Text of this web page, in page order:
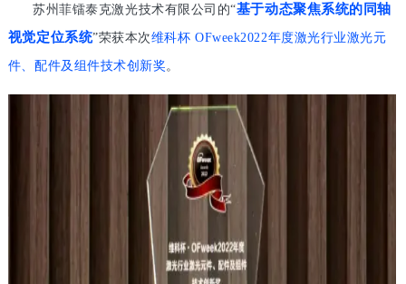
苏州菲镭泰克激光技术有限公司的“基于动态聚焦系统的同轴
视觉定位系统”荣获本次维科杯 OFweek2022年度激光行业激光元
件、配件及组件技术创新奖 。